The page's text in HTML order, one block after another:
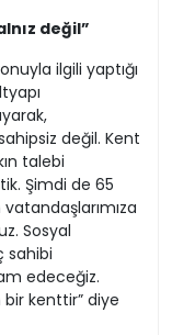
değil”
ilgili yaptığı
değil. Kent
talebi
Şimdi de 65
Sosyal
sahibi
edeceğiz.
kenttir” diye